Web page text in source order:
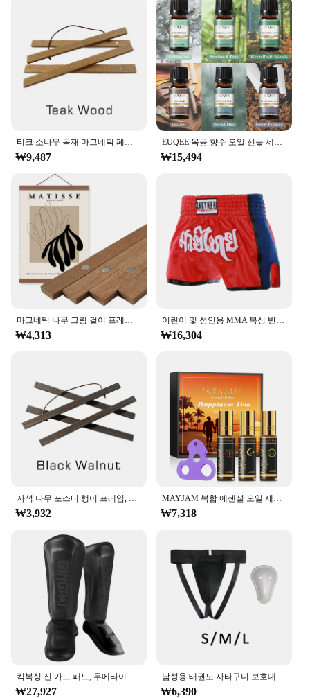
티크 소나무 목재 마그네틱 페인팅 프레임, 나무 사진 프레임, 페인팅 캔버스 포스터 프레임, 캔버스 프레임, 아트 행거, 크리스마스, 21-100 cm
₩9,487
EUQEE 목공 향수 오일 선물 세트, 달콤한 담배, 숲 소나무, 가죽, 삼나무, 따뜻한 소박한 숲, 대나무 티크, 6 병, 10ml
₩15,494
마그네틱 나무 그림 걸이 프레임, 사진 포스터 벽 아트 캔버스 인쇄 그림 티크 소나무 나무 거실 홈 장식, 1 개
₩4,313
어린이 및 성인용 MMA 복싱 반바지, 무에타이 및 태권도 훈련용 무술 의류, 자수
₩16,304
자석 나무 포스터 행어 프레임, 벽 아트 캔버스 인쇄 페인팅, 티크 소나무 목재, 거실 홈 데코, 5 가지 색상 사진, 1PC
₩3,932
MAYJAM 복합 에센셜 오일 세트, 쉬운 수면 스트레스 해소, 모기 구충제 아로마 향기 오일 롤, 병 위에 3 개
₩7,318
₩27,927 ₩6,390